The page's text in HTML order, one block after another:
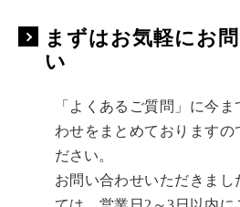
まずはお気軽にお
い
「よくあるご質問」に今
わせをまとめておりますの
ださい。
お問い合わせいただきまし